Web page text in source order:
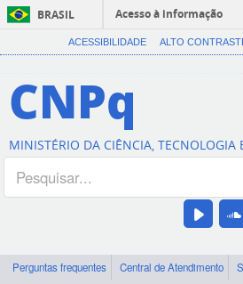
BRASIL
Acesso à informação
ACESSIBILIDADE ALTO
CNPq
MINISTÉRIO DA CIÊNCIA, TECNOLOGIA
Perguntas frequentes Central de Atendimento